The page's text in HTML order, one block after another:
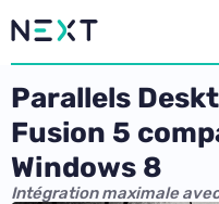
Parallels
Fusion 5
Windows 8
Intégration maximale